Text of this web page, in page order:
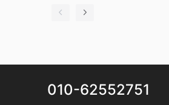
010-62552751